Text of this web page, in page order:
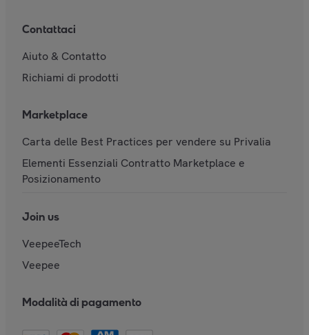
Contattaci
Aiuto & Contatto
Richiami di prodotti
Marketplace
Carta delle Best Practices per vendere su Privalia
Elementi Essenziali Contratto Marketplace e
Posizionamento
Join us
VeepeeTech
Veepee
Modalità di pagamento